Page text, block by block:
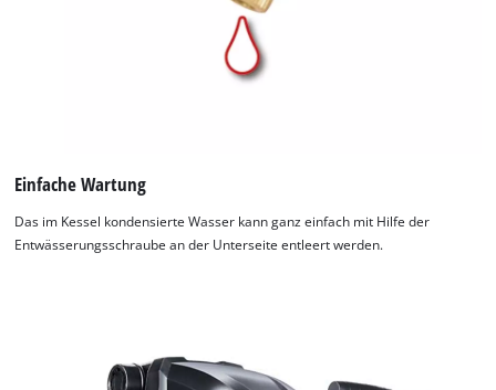
Einfache Wartung
Das im Kessel kondensierte Wasser kann ganz einfach mit Hilfe der
Entwässerungsschraube an der Unterseite entleert werden.